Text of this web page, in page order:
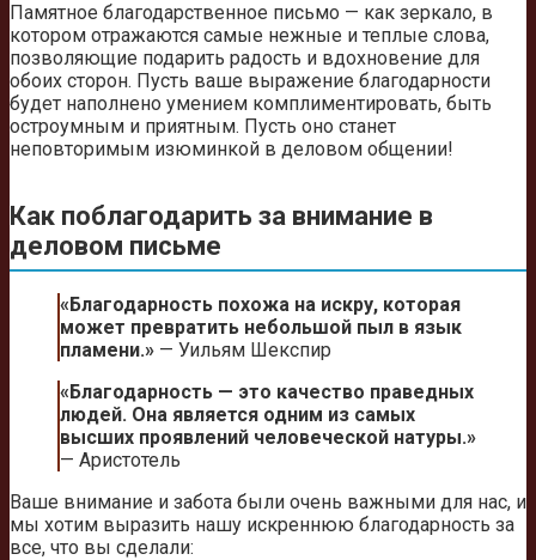
Памятное благодарственное письмо — как зеркало, в
котором отражаются самые нежные и теплые слова,
позволяющие подарить радость и вдохновение для
обоих сторон. Пусть ваше выражение благодарности
будет наполнено умением комплиментировать, быть
остроумным и приятным. Пусть оно станет
неповторимым изюминкой в деловом общении!
Как поблагодарить за внимание в
деловом письме
«Благодарность похожа на искру, которая
может превратить небольшой пыл в язык
пламени.» — Уильям Шекспир
«Благодарность — это качество праведных
людей. Она является одним из самых
высших проявлений человеческой натуры.»
— Аристотель
Ваше внимание и забота были очень важными для нас, и
мы хотим выразить нашу искреннюю благодарность за
все, что вы сделали: